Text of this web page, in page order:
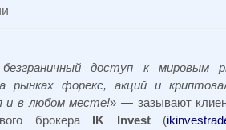
доступ к мировым
рынках форекс, акций и
и в любом месте!» — зазывают
брокера IK Invest(